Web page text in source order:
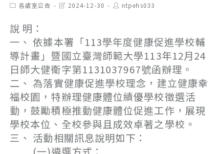
Post各處室公告
Post2024-12-30
Post
author:
ntpehs033
說 明：
一、 依據本署「113學年度健康促進學校輔
導計畫」暨國立臺灣師範大學113年12月24
日師大健衛字第1131037967號函辦理。
二、 為落實健康促進學校理念，建立健康幸
福校園，特辦理健康體位績優學校徵選活
動，鼓勵積極推動健康體位促進工作，展現
學校本位、全校參與且成效卓著之學校。
三、 活動相關訊息說明如下：